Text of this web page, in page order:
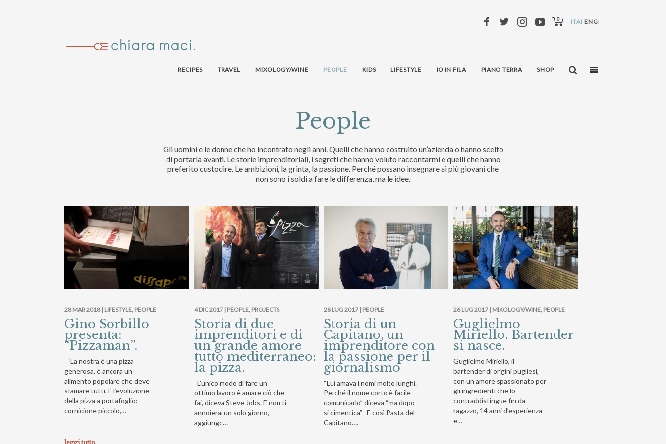
ITALIANO
ENGLISH
0
RECIPES TRAVEL MIXOLOGY/WINE PEOPLE KIDS LIFESTYLE IO IN FILA PIANO TERRA SHOP
People
Gli uomini e le donne che ho incontrato negli anni. Quelli che hanno costruito un’azienda o hanno scelto
di portarla avanti. Le storie imprenditoriali, i segreti che hanno voluto raccontarmi e quelli che hanno
preferito custodire. Le ambizioni, la grinta, la passione. Perché possano insegnare ai più giovani che
non sono i soldi a fare le differenza, ma le idee.
28 MAR 2018 | LIFESTYLE, PEOPLE
Gino Sorbillo
presenta:
“Pizzaman”.
“La nostra è una pizza
generosa, è ancora un
alimento popolare che deve
sfamare tutti. È l’evoluzione
della pizza a portafoglio:
cornicione piccolo,…
leggi tutto
4 DIC 2017 | PEOPLE, PROJECTS
Storia di due
imprenditori e di
un grande amore
tutto mediterraneo:
la pizza.
L’unico modo di fare un
ottimo lavoro è amare ciò che
fai, diceva Steve Jobs. E non ti
annoierai un solo giorno,
aggiungo…
28 LUG 2017 | PEOPLE
Storia di un
Capitano, un
imprenditore con
la passione per il
giornalismo
“Lui amava i nomi molto lunghi.
Perché il nome corto è facile
comunicarlo” diceva “ma dopo
si dimentica” E così Pasta del
Capitano….
26 LUG 2017 | MIXOLOGY/WINE, PEOPLE
Guglielmo
Miriello. Bartender
si nasce.
Guglielmo Miriello, il
bartender di origini pugliesi,
con un amore spassionato per
gli ingredienti che lo
contraddistingue fin da
ragazzo, 14 anni d’esperienza
e…